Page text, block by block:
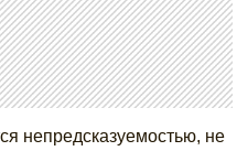
непредсказуемостью, не